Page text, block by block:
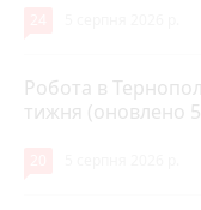
Робота в
тижня (оновлено